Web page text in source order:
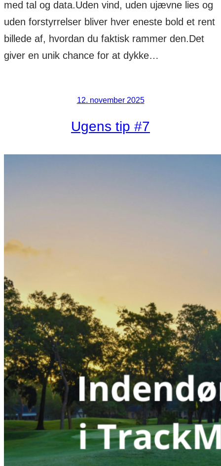
med tal og data.Uden vind, uden ujævne lies og
uden forstyrrelser bliver hver eneste bold et rent
billede af, hvordan du faktisk rammer den.Det
giver en unik chance for at dykke…
12. november 2025
Ugens tip #7